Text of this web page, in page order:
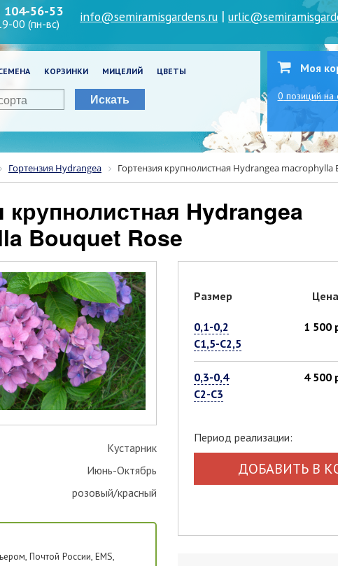
104-56-53
00 (пн-вс) info@semiramisgardens.ru |
КОРЗИНКИ МИЦЕЛИЙ ЦВЕТЫ
Искать
Моя
0 позиций на
Гортензия Hydrangea Гортензия крупнолистная Hydrangea macrophylla
Bouquet Rose
Кустарник
Июнь-Октябрь
розовый/красный
Почтой России, EMS,
Размер Цена
0,1-0,2
С1,5-С2,5
1 500
0,3-0,4
С2-С3
4 500
Период реализации:
ДОБАВИТЬ В